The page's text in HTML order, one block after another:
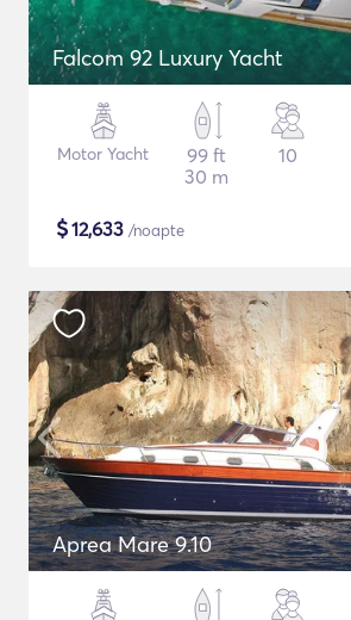
Falcom 92 Luxury Yacht
Motor Yacht
99 ft
30 m
10
$12,633 /noapte
Aprea Mare 9.10